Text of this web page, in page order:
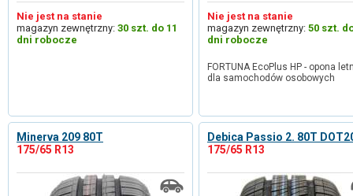
Nie jest na stanie
magazyn zewnętrzny: 30 szt. do 11
dni robocze
Nie jest na stanie
magazyn zewnętrzny: 50 szt.
dni robocze
FORTUNA EcoPlus HP - opona
dla samochodów osobowych
Minerva 209 80T
175/65 R13
Debica Passio 2. 80T
175/65 R13